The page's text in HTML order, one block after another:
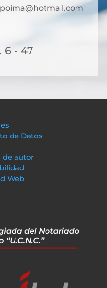
6 - 47
de Datos
de autor
Web